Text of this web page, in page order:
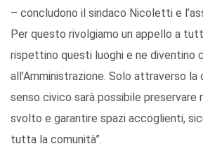
– concludono il sindaco Nicoletti e
Per questo rivolgiamo un appello a
rispettino questi luoghi e ne diventino
all’Amministrazione. Solo attraverso la
senso civico sarà possibile preservare
svolto e garantire spazi accoglienti,
tutta la comunità”.